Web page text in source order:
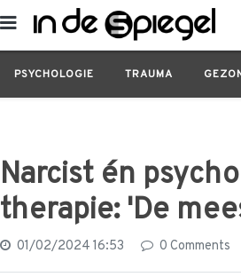
PSYCHOLOGIE TRAUMA
Psychologie Narcist én
Narcist én
therapie: 'De
01/02/2024 16:53 0 Comments